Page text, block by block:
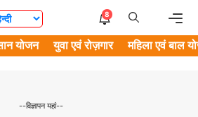
8
योजन युवा एवं रोज़गार महिला एवं बाल
--विज्ञापन यहां--